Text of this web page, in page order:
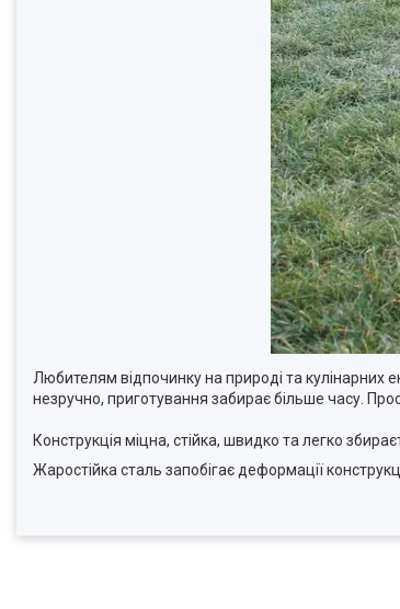
Любителям відпочинку на природі та кулінарних
незручно, приготування забирає більше часу.
Конструкція міцна, стійка, швидко та легко
Жаростійка сталь запобігає деформації